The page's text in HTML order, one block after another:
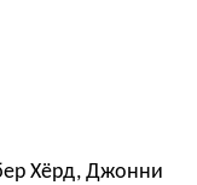
Хёрд, Джонни